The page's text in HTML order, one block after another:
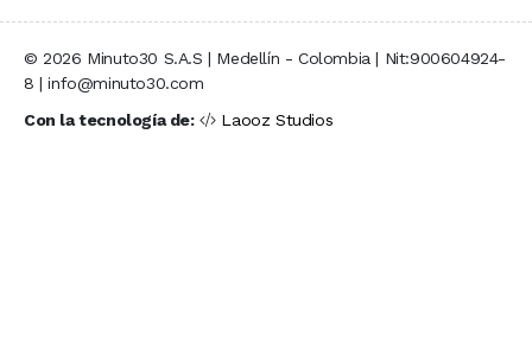
© 2026 Minuto30 S.A.S | Medellín - Colombia | Nit:900604924-
8 | info@minuto30.com
Con la tecnología de:
Laooz Studios